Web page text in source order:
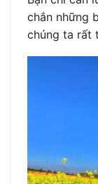
chắn những
chúng ta rất